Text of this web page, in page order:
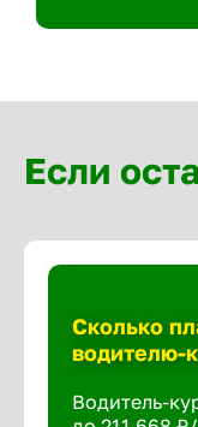
Если
Сколько
водителю-
Водитель-